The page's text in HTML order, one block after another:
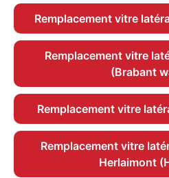
Remplacement vitre
Remplacement vitre
(Brabant
Remplacement vitre
Remplacement vitre
Herlaimont